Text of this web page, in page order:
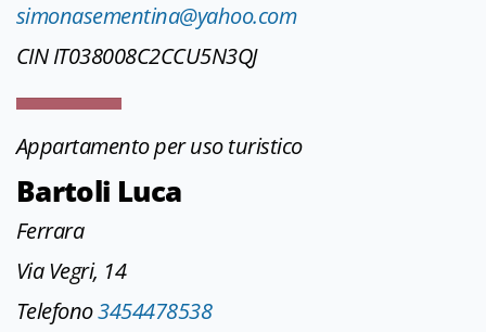
simonasementina@yahoo.com
CIN IT038008C2CCU5N3QJ
Appartamento per uso turistico
Bartoli Luca
Ferrara
Via Vegri, 14
Telefono3454478538